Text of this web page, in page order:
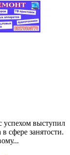
успехом выступил
сфере занятости.